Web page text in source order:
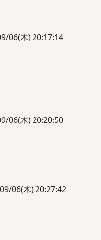
06(木) 20:17:14
06(木) 20:20:50
06(木) 20:27:42